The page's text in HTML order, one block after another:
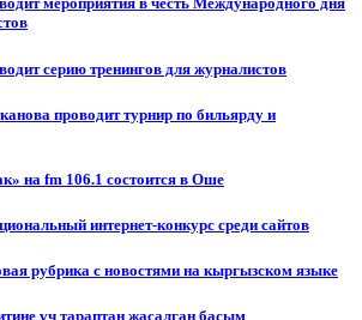
серию тренингов для журналистов
проводит турнир по бильярду и
на fm 106.1 состоится в Оше
интернет-конкурс среди сайтов
рубрика с новостями на кыргызском языке
үч тараптан жасалган басым